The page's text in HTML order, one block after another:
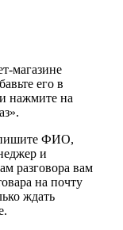
магазине
его в
нажмите на
ФИО,
и
разговора вам
на почту
ждать